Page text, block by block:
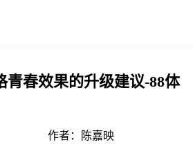
青春效果的升级建议-88体
作者：
陈嘉映